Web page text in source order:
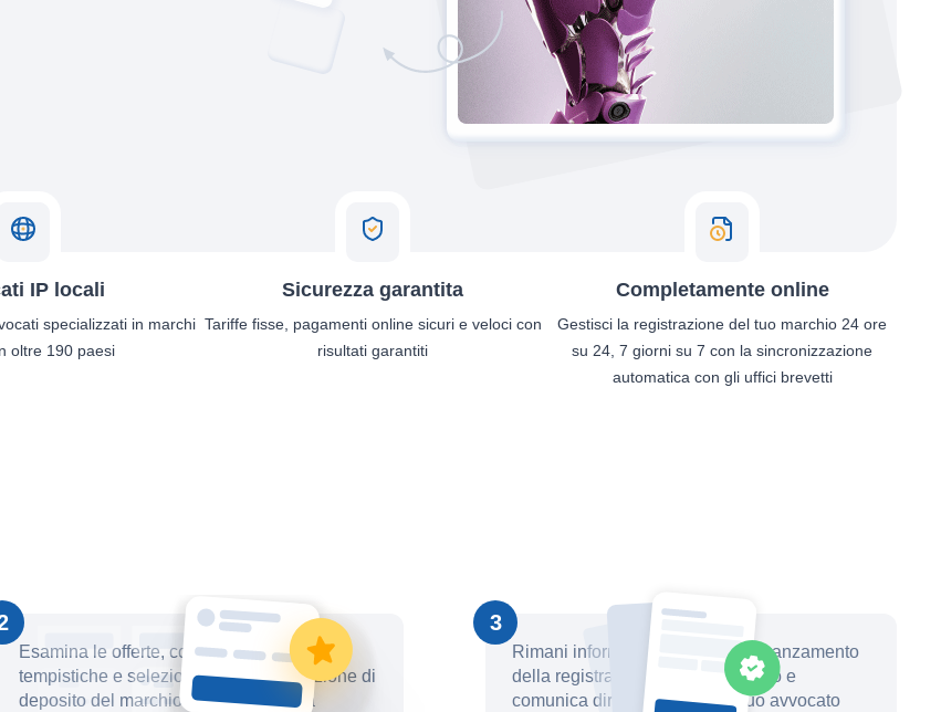
IP locali
specializzati in marchi
oltre 190 paesi
Sicurezza garantita
Tariffe fisse, pagamenti online sicuri e veloci con
risultati garantiti
Completamente online
Gestisci la registrazione del tuo marchio 24 ore
su 24, 7 giorni su 7 con la sincronizzazione
automatica con gli uffici brevetti
Esamina le offerte, confronta prezzi e
tempistiche e seleziona la migliore opzione di
deposito del marchio. Completa la tua
3
Rimani informato sullo stato di avanzamento
della registrazione del tuo marchio e
comunica direttamente con il tuo avvocato